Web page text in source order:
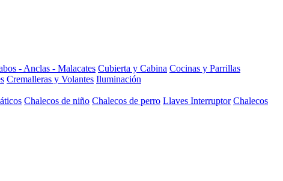
- Anclas - Malacates Cubierta y Cabina Cocinas y Parrillas
Cremalleras y Volantes Iluminación
Chalecos de niño Chalecos de perro Llaves Interruptor Chalecos